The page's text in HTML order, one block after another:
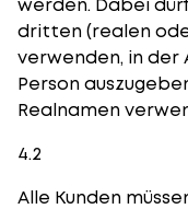
dritten (realen
verwenden, in der
Person
Realnamen
4.2
Alle Kunden